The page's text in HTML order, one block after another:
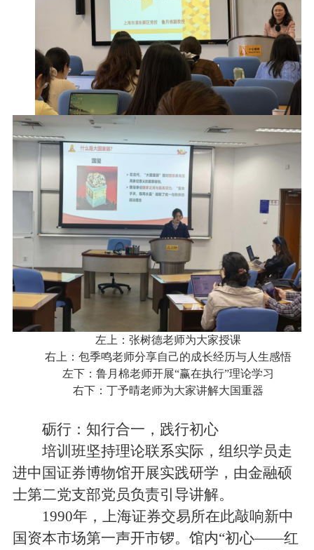
左上：张树德老师为大家授课
右上：包季鸣老师分享自己的成长经历与人生感悟
左下：鲁月棉老师开展“赢在执行”理论学习
右下：丁予晴老师为大家讲解大国重器
砺行：知行合一，践行初心
培训班坚持理论联系实际，组织学员走
进中国证券博物馆开展实践研学，由金融硕
士第二党支部党员负责引导讲解。
1990年，上海证券交易所在此敲响新中
国资本市场第一声开市锣。馆内“初心——红